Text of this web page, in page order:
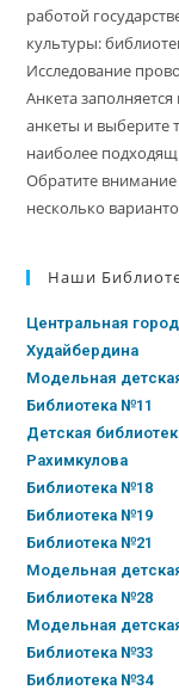
работой
культуры:
Исследование
Анкета
анкеты и выберите
наиболее
Обратите
несколько
Наши
Центральная
Худайбердина
Модельная
Библиотека №11
Детская
Рахимкулова
Библиотека №18
Библиотека №19
Библиотека №21
Модельная
Библиотека №28
Модельная
Библиотека №33
Библиотека №34